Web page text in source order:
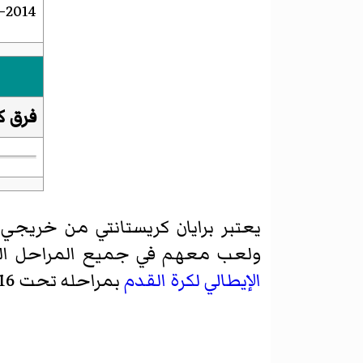
2014–2014
فرق
يعتبر برايان كريستانتي من
ولعب معهم في جميع المراحل
الإيطالي لكرة القدمبمراحله تحت 16 وتحت 17 وتحت 18 وتحت 19.